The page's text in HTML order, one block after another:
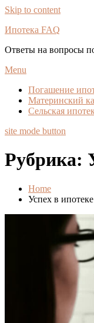
Skip to content
Ипотека FAQ
Ответы на вопросы
Menu
Погашение
Материнский
Сельская
site mode button
Рубрика:
Home
Успех в ипотеке